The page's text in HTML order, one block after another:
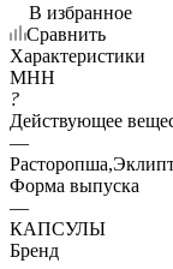
В избранное
Сравнить
Характеристики
МНН
?
Действующее
—
Форма выпуска
—
КАПСУЛЫ
Бренд